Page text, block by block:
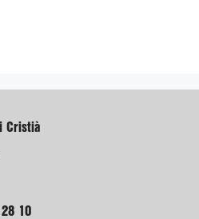
Cristià
10